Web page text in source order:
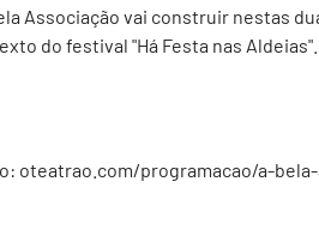
Associação vai construir nestas
do festival "Há Festa nas Aldeias".
oteatrao.com/programacao/a-